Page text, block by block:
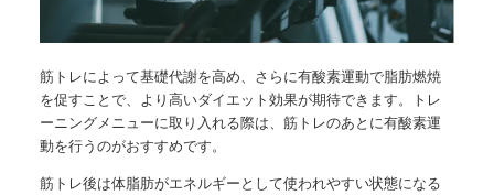
筋トレによって基礎代謝を高め、さらに有酸素運動で脂肪燃焼
を促すことで、より高いダイエット効果が期待できます。トレ
ーニングメニューに取り入れる際は、 筋トレのあとに有酸素運
動を行う のがおすすめです。
筋トレ後は体脂肪がエネルギーとして使われやすい状態になる